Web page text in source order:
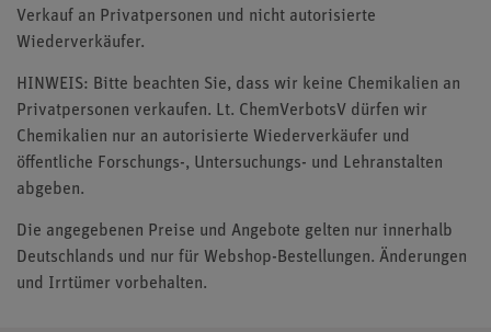
Verkauf an Privatpersonen und nicht autorisierte
Wiederverkäufer.
HINWEIS: Bitte beachten Sie, dass wir keine Chemikalien an
Privatpersonen verkaufen. Lt. ChemVerbotsV dürfen wir
Chemikalien nur an autorisierte Wiederverkäufer und
öffentliche Forschungs-, Untersuchungs- und Lehranstalten
abgeben.
Die angegebenen Preise und Angebote gelten nur innerhalb
Deutschlands und nur für Webshop-Bestellungen. Änderungen
und Irrtümer vorbehalten.